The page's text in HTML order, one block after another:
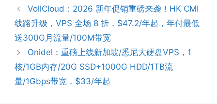
VollCloud：2026 新年促销重磅来袭！HK CMI
线路升级，VPS 全场 8 折，$47.2/年起，年付最低
送300G月流量/100M带宽
Onidel：重磅上线新加坡/悉尼大硬盘VPS，1
核/1GB内存/20G SSD+1000G HDD/1TB流
量/1Gbps带宽，$33/年起